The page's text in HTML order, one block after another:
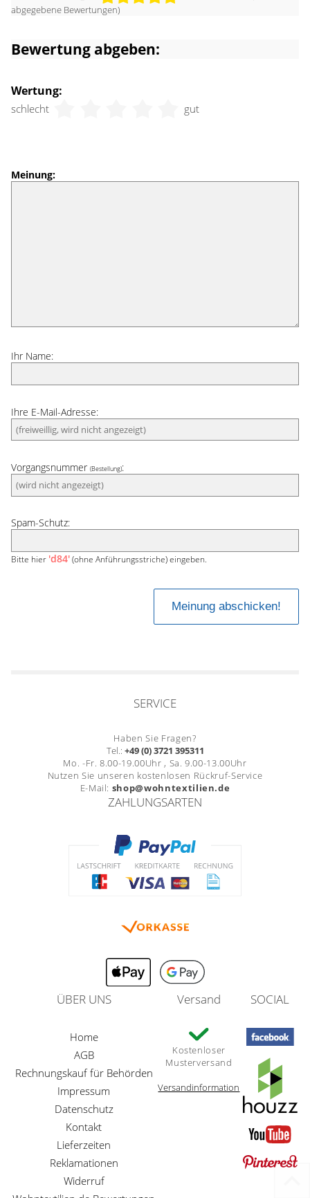
abgegebene Bewertungen)
Bewertung abgeben:
Wertung:
schlecht gut
Meinung:
Ihr Name:
Ihre E-Mail-Adresse:
Vorgangsnummer (Bestellung):
Spam-Schutz:
Bitte hier 'd84'(ohne Anführungsstriche) eingeben.
SERVICE
Haben Sie Fragen?
Tel.: +49 (0) 3721 395311
Mo. -Fr. 8.00-19.00Uhr , Sa. 9.00-13.00Uhr
Nutzen Sie unseren kostenlosen Rückruf-Service
E-Mail: shop@wohntextilien.de
ZAHLUNGSARTEN
ÜBER UNS
Home
AGB
Rechnungskauf für Behörden
Impressum
Datenschutz
Kontakt
Lieferzeiten
Reklamationen
Widerruf
Versand
Kostenloser
Musterversand
Versandinformation
SOCIAL